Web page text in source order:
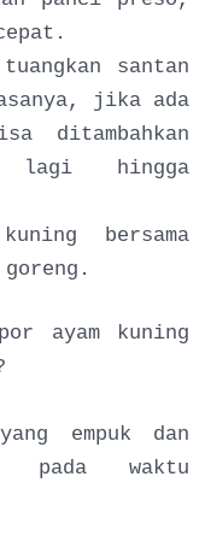
santan
jika ada
ditambahkan
lagi hingga
bersama
ayam kuning
empuk dan
pada waktu